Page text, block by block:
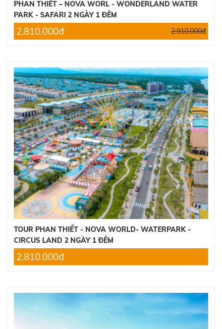
2.390.000đ
2.600.000đ
PHAN THIẾT – NOVA WORL - WONDERLAND WATER
PARK - SAFARI 2 NGÀY 1 ĐÊM
2.810.000đ 2.910.000đ
TOUR PHAN THIẾT - NOVA WORLD- WATERPARK -
CIRCUS LAND 2 NGÀY 1 ĐÊM
2.810.000đ